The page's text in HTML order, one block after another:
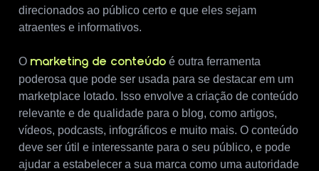
direcionados ao público certo e que eles sejam
atraentes e informativos.
O marketing de conteúdo é outra ferramenta
poderosa que pode ser usada para se destacar em um
marketplace lotado. Isso envolve a criação de conteúdo
relevante e de qualidade para o blog, como artigos,
vídeos, podcasts, infográficos e muito mais. O conteúdo
deve ser útil e interessante para o seu público, e pode
ajudar a estabelecer a sua marca como uma autoridade